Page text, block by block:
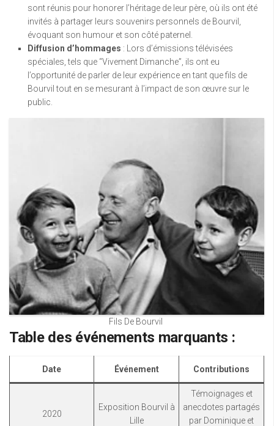
sont réunis pour honorer l’héritage de leur père, où ils ont été
invités à partager leurs souvenirs personnels de Bourvil,
évoquant son humour et son côté paternel.
Diffusion d’hommages : Lors d’émissions télévisées
spéciales, tels que “Vivement Dimanche”, ils ont eu
l’opportunité de parler de leur expérience en tant que fils de
Bourvil tout en se mesurant à l’impact de son œuvre sur le
public.
Fils De Bourvil
Table des événements marquants :
Date Événement Contributions
2020
Exposition Bourvil à
Lille
Témoignages et
anecdotes partagés
par Dominique et